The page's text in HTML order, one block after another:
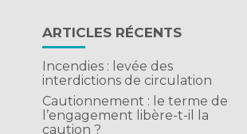
ARTICLES RÉCENTS
Incendies : levée des
interdictions de circulation
Cautionnement : le terme de
l’engagement libère-t-il la
caution ?